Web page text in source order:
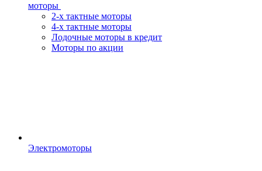
моторы
2-х тактные моторы
4-х тактные моторы
Лодочные моторы в кредит
Моторы по акции
Электромоторы